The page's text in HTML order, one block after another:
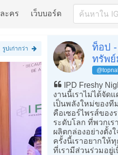
ละคร เว็บบอร์ด
รูปเก่ากว่า
ท็อป
ทรัพ
IPD Freshy
งานนี้เราไม่ได้จัด
เป็นพลังใหม่ของที
คือเซอร์ไพรส์ของ
ระดับโลก ที่พวกเ
ผลิตกล่องอย่างตั้ง
ครั้งนี้เราอยากให้ทุ
ที่เรามีส่วนร่วมอยู่